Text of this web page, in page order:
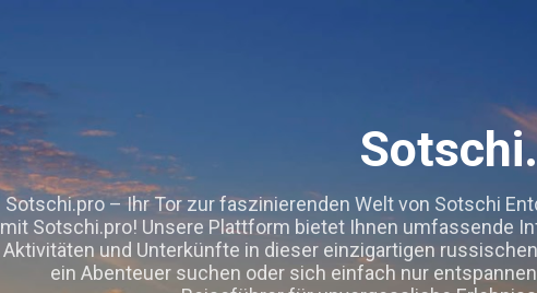
Sotschi.pro – Ihr Tor zur faszinierenden Welt von Sotschi
mit Sotschi.pro! Unsere Plattform bietet Ihnen umfassende
Aktivitäten und Unterkünfte in dieser einzigartigen
ein Abenteuer suchen oder sich einfach nur